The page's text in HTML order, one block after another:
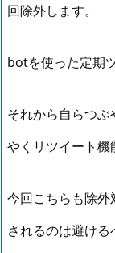
回除外します。
botを使った定期
それから自らつ
やくリツイート機
今回こちらも除
されるのは避ける